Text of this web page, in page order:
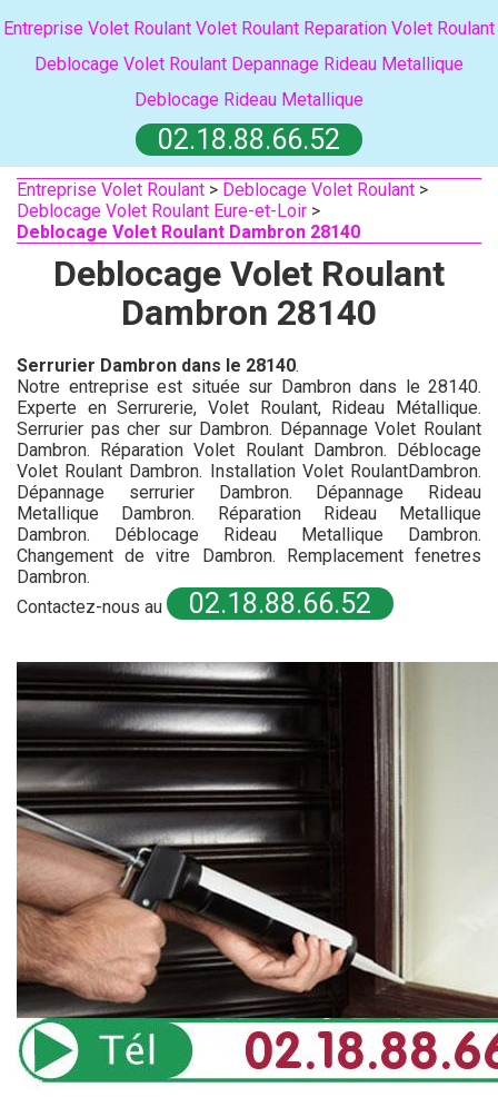
Entreprise Volet Roulant Volet Roulant Reparation Volet Roulant
Deblocage Volet Roulant Depannage Rideau Metallique
Deblocage Rideau Metallique
02.18.88.66.52
Entreprise Volet Roulant > Deblocage Volet Roulant >
Deblocage Volet Roulant Eure-et-Loir >
Deblocage Volet Roulant Dambron 28140
Deblocage Volet Roulant
Dambron 28140
Serrurier Dambron dans le 28140.
Notre entreprise est située sur Dambron dans le 28140.
Experte en Serrurerie, Volet Roulant, Rideau Métallique.
Serrurier pas cher sur Dambron. Dépannage Volet Roulant
Dambron. Réparation Volet Roulant Dambron. Déblocage
Volet Roulant Dambron. Installation Volet RoulantDambron.
Dépannage serrurier Dambron. Dépannage Rideau
Metallique Dambron. Réparation Rideau Metallique
Dambron. Déblocage Rideau Metallique Dambron.
Changement de vitre Dambron. Remplacement fenetres
Dambron.
Contactez-nous au
02.18.88.66.52